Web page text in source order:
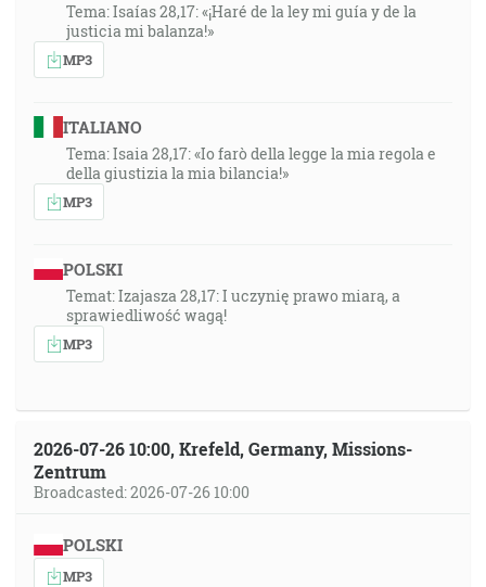
Tema: Isaías 28,17: «¡Haré de la ley mi guía y de la
justicia mi balanza!»
MP3
ITALIANO
Tema: Isaia 28,17: «Io farò della legge la mia regola e
della giustizia la mia bilancia!»
MP3
POLSKI
Temat: Izajasza 28,17: I uczynię prawo miarą, a
sprawiedliwość wagą!
MP3
2026-07-26 10:00, Krefeld, Germany, Missions-
Zentrum
Broadcasted: 2026-07-26 10:00
POLSKI
MP3